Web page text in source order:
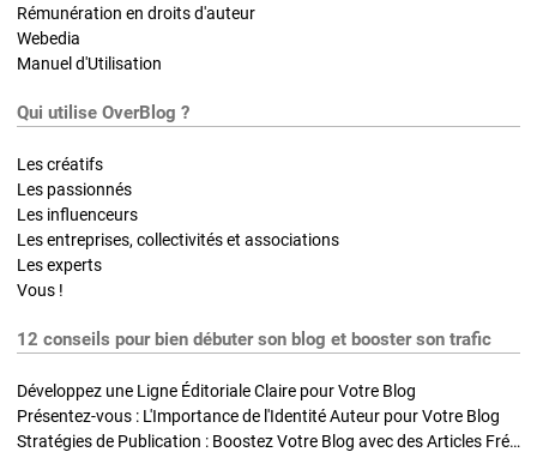
Rémunération en droits d'auteur
Webedia
Manuel d'Utilisation
Qui utilise OverBlog ?
Les créatifs
Les passionnés
Les influenceurs
Les entreprises, collectivités et associations
Les experts
Vous !
12 conseils pour bien débuter son blog et booster son trafic
Développez une Ligne Éditoriale Claire pour Votre Blog
Présentez-vous : L'Importance de l'Identité Auteur pour Votre Blog
Stratégies de Publication : Boostez Votre Blog avec des Articles Fréquents et Exclusifs